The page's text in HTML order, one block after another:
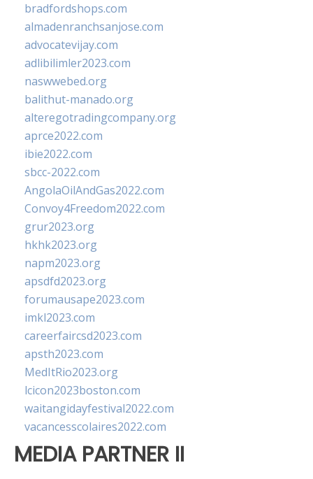
bradfordshops.com
almadenranchsanjose.com
advocatevijay.com
adlibilimler2023.com
naswwebed.org
balithut-manado.org
alteregotradingcompany.org
aprce2022.com
ibie2022.com
sbcc-2022.com
AngolaOilAndGas2022.com
Convoy4Freedom2022.com
grur2023.org
hkhk2023.org
napm2023.org
apsdfd2023.org
forumausape2023.com
imkl2023.com
careerfaircsd2023.com
apsth2023.com
MedItRio2023.org
lcicon2023boston.com
waitangidayfestival2022.com
vacancesscolaires2022.com
MEDIA PARTNER II